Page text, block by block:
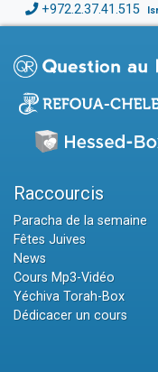
+972.2.37.41.515
Raccourcis
Paracha de la semaine
Fêtes Juives
News
Cours Mp3-Vidéo
Yéchiva Torah-Box
Dédicacer un cours